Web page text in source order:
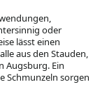
oder
lässt einen
aus den Stauden,
Augsburg. Ein
Schmunzeln sorgen